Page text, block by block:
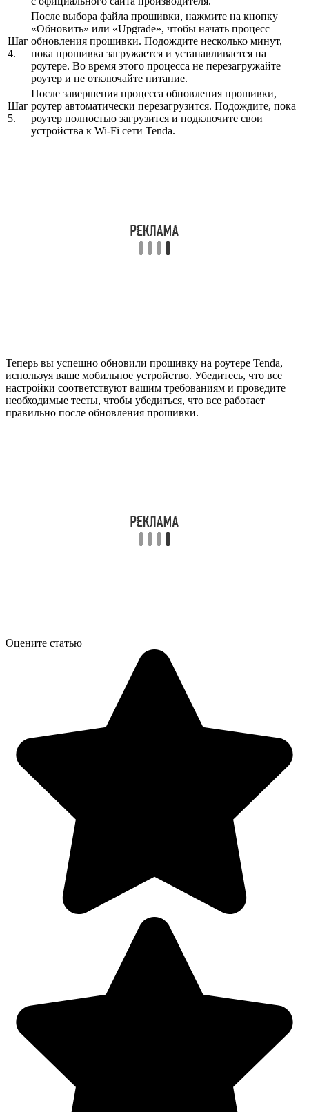
Шаг
4.
После выбора файла прошивки, нажмите на кнопку
«Обновить» или «Upgrade», чтобы начать процесс
обновления прошивки. Подождите несколько минут,
пока прошивка загружается и устанавливается на
роутере. Во время этого процесса не перезагружайте
роутер и не отключайте питание.
Шаг
5.
После завершения процесса обновления прошивки,
роутер автоматически перезагрузится. Подождите, пока
роутер полностью загрузится и подключите свои
устройства к Wi-Fi сети Tenda.
Теперь вы успешно обновили прошивку на роутере Tenda,
используя ваше мобильное устройство. Убедитесь, что все
настройки соответствуют вашим требованиям и проведите
необходимые тесты, чтобы убедиться, что все работает
правильно после обновления прошивки.
Оцените статью